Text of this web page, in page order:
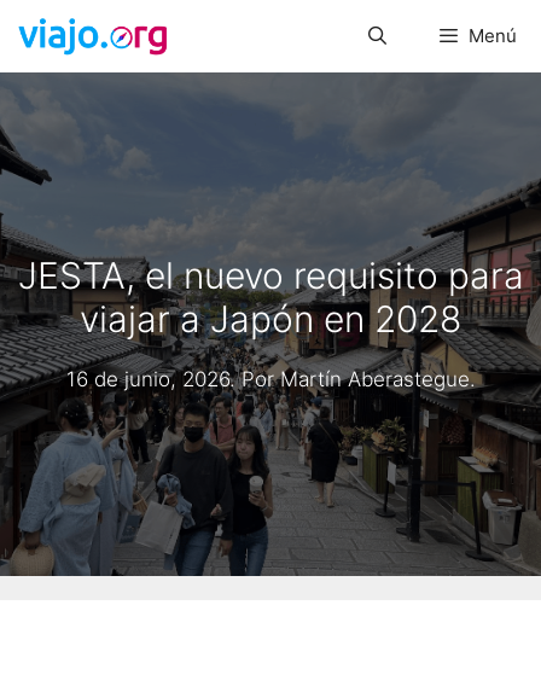
Saltar
contenido
Menú
JESTA, el nuevo requisito para
viajar a Japón en 2028
16 de junio, 2026. PorMartín Aberastegue.